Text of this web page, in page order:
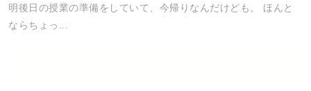
明後日の授業の準備をしていて、今帰りなんだけども。 ほんと
ならちょっ...